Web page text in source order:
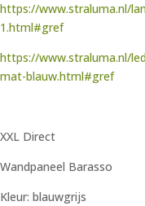
https://www.straluma.nl/
1.html#gref
https://www.straluma.nl/
mat-blauw.html#gref
XXL Direct
Wandpaneel Barasso
Kleur: blauwgrijs